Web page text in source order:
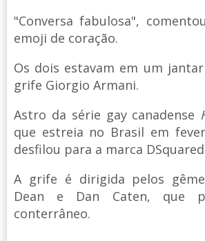
"Conversa fabulosa",
emoji de coração.
Os dois estavam em um
grife Giorgio Armani.
Astro da série gay canadense
que estreia no Brasil em
desfilou para a marca
A grife é dirigida pelos
Dean e Dan Caten, que
conterrâneo.